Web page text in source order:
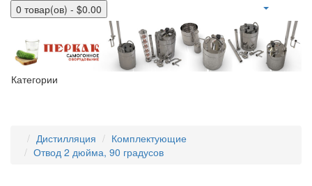
0 товар(ов) - $0.00
Категории
Дистилляция
Комплектующие
Отвод 2 дюйма, 90 градусов